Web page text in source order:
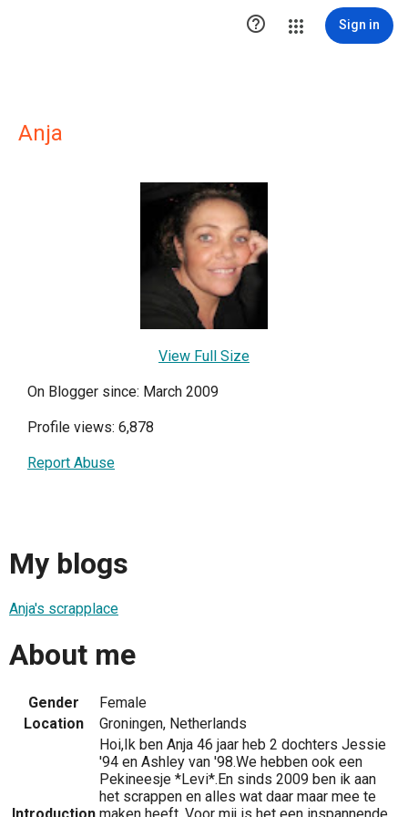
 Sign in
Anja
View Full Size
On Blogger since: March 2009
Profile views: 6,878
Report Abuse
My blogs
Anja's scrapplace
About me
Gender
Female
Location
Groningen, Netherlands
Hoi,Ik ben Anja 46 jaar heb 2 dochters Jessie
'94 en Ashley van '98.We hebben ook een
Pekineesje *Levi*.En sinds 2009 ben ik aan
het scrappen en alles wat daar maar mee te